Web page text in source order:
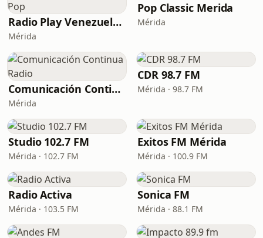
Radio Play Venezuela - Pop
Mérida
Pop Classic Merida
Mérida
Comunicación Continua Radio
Mérida
CDR 98.7 FM
Mérida · 98.7 FM
Studio 102.7 FM
Mérida · 102.7 FM
Exitos FM Mérida
Mérida · 100.9 FM
Radio Activa
Mérida · 103.5 FM
Sonica FM
Mérida · 88.1 FM